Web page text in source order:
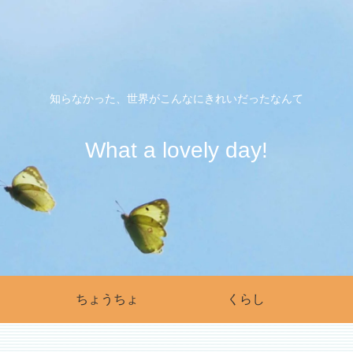
知らなかった、世界がこんなにきれいだったなんて
What a lovely day!
ちょうちょ くらし